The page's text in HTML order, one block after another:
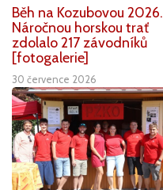
Běh na Kozubovou 2026.
Náročnou horskou trať
zdolalo 217 závodníků
[fotogalerie]
30 července 2026